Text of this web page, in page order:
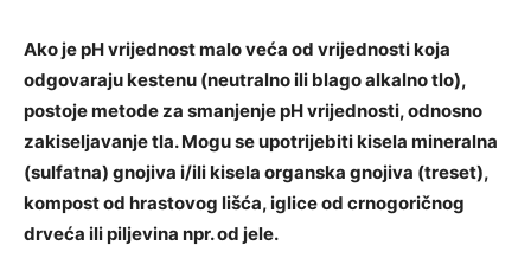
Ako je pH vrijednost malo veća od vrijednosti koja
odgovaraju kestenu (neutralno ili blago alkalno tlo),
postoje metode za smanjenje pH vrijednosti, odnosno
zakiseljavanje tla. Mogu se upotrijebiti kisela mineralna
(sulfatna) gnojiva i/ili kisela organska gnojiva (treset),
kompost od hrastovog lišća, iglice od crnogoričnog
drveća ili piljevina npr. od jele.